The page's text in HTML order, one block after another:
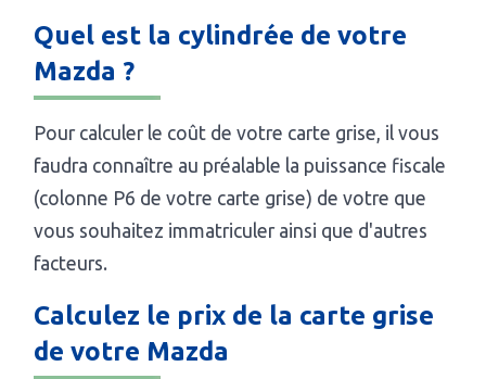
Quel est la cylindrée de votre
Mazda ?
Pour calculer le coût de votre carte grise, il vous
faudra connaître au préalable la puissance fiscale
(colonne P6 de votre carte grise) de votre que
vous souhaitez immatriculer ainsi que d'autres
facteurs.
Calculez le prix de la carte grise
de votre Mazda